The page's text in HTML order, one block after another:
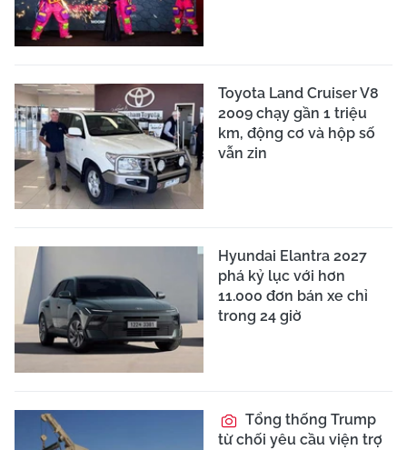
Toyota Land Cruiser V8
2009 chạy gần 1 triệu
km, động cơ và hộp số
vẫn zin
Hyundai Elantra 2027
phá kỷ lục với hơn
11.000 đơn bán xe chỉ
trong 24 giờ
Tổng thống Trump
từ chối yêu cầu viện trợ